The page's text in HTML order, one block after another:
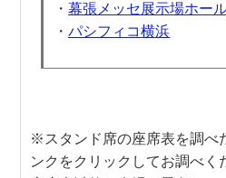
・幕張メッセ展示場ホー
・パシフィコ横浜
※スタンド席の座席表を調べ
ンクをクリックしてお調べく